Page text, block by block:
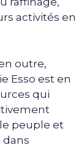
activités en
outre,
Esso est en
qui
peuple et
dans